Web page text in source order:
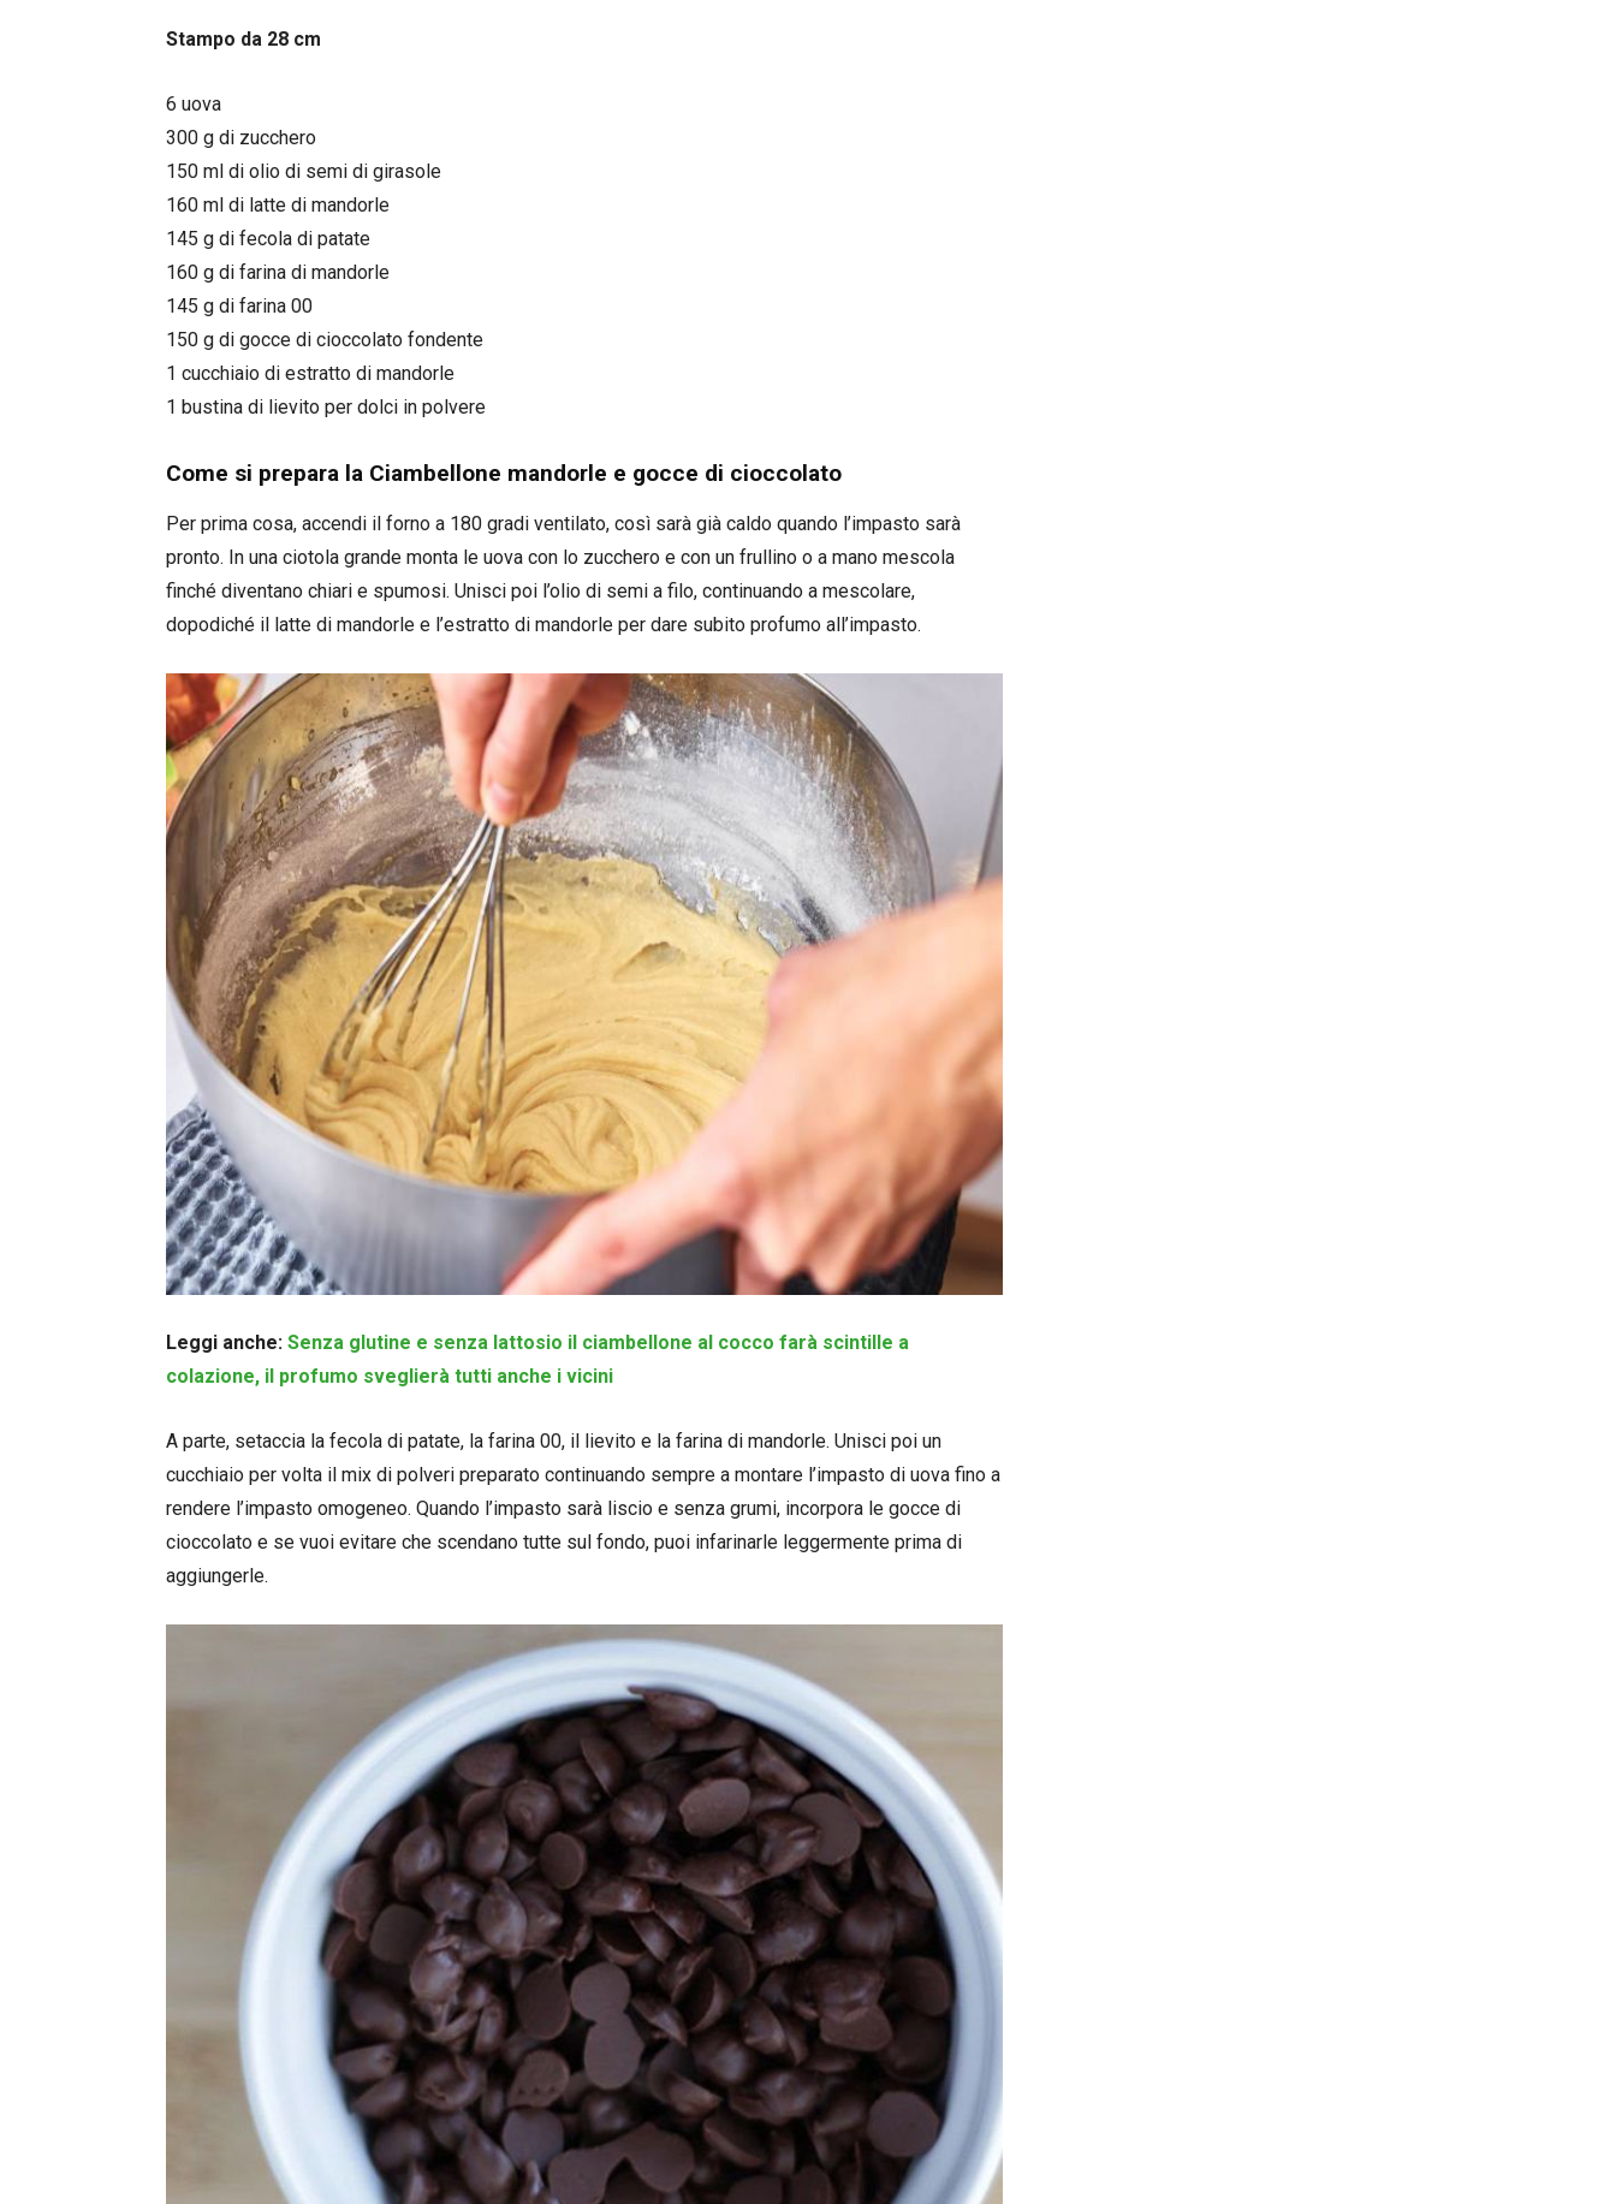
Stampo da 28 cm
6 uova
300 g di zucchero
150 ml di olio di semi di girasole
160 ml di latte di mandorle
145 g di fecola di patate
160 g di farina di mandorle
145 g di farina 00
150 g di gocce di cioccolato fondente
1 cucchiaio di estratto di mandorle
1 bustina di lievito per dolci in polvere
Come si prepara la Ciambellone mandorle e gocce di cioccolato
Per prima cosa, accendi il forno a 180 gradi ventilato, così sarà già caldo quando l’impasto sarà
pronto. In una ciotola grande monta le uova con lo zucchero e con un frullino o a mano mescola
finché diventano chiari e spumosi. Unisci poi l’olio di semi a filo, continuando a mescolare,
dopodiché il latte di mandorle e l’estratto di mandorle per dare subito profumo all’impasto.
Leggi anche: Senza glutine e senza lattosio il ciambellone al cocco farà scintille a
colazione, il profumo sveglierà tutti anche i vicini
A parte, setaccia la fecola di patate, la farina 00, il lievito e la farina di mandorle. Unisci poi un
cucchiaio per volta il mix di polveri preparato continuando sempre a montare l’impasto di uova fino a
rendere l’impasto omogeneo. Quando l’impasto sarà liscio e senza grumi, incorpora le gocce di
cioccolato e se vuoi evitare che scendano tutte sul fondo, puoi infarinarle leggermente prima di
aggiungerle.